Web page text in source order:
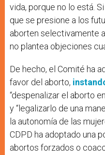
vida, porque no lo está.
que se presione a los
aborten selectivamente
no plantea objeciones
De hecho, el Comité ha
favor del aborto,
“despenalizar el aborto
y “legalizarlo de una
la autonomía de las
CDPD ha adoptado una
abortos forzados o